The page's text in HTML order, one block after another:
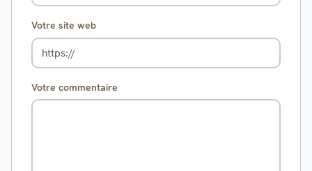
Votre site web
Votre commentaire